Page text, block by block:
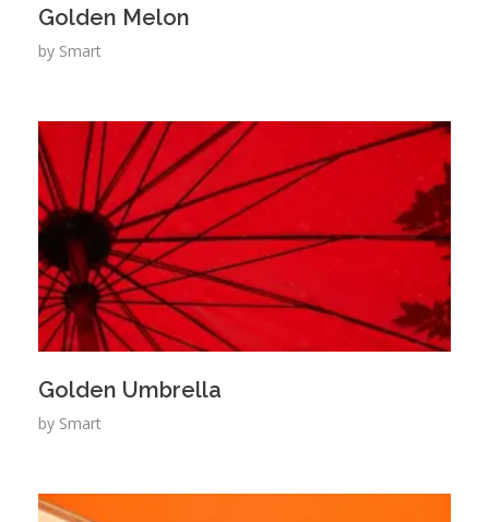
Golden Melon
by Smart
Golden Umbrella
by Smart